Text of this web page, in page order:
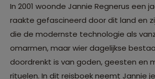
In 2001 woonde Jannie Regnerus een
raakte gefascineerd door dit land en
die de modernste technologie als
omarmen, maar wier dagelijkse
doordrenkt is van goden, geesten en
rituelen. In dit reisboek neemt Jannie